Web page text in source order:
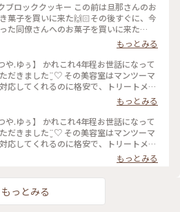
菓子を買いに来た🙌🏻その後すぐに、今
た同僚さんへのお菓子を買いに来た🙌🏻
ばれる☺️ #福岡#桜坂#ガトー
土産#お土産
もっとみる
だきました¨̮♡︎ その美容室はマンツーマ
応してくれるのに格安で、トリートメン
ない、とても居心地のいいお店です。 そ
で、私がおいしいと思うおやつを何度か
た。 そのお礼と言うことで準備してく
けで目と鼻の穴が大きくなってしまうぐ
なのですが、もちろんひとくちでは終わ
なくちゃと思っていたお店です。
もっとみる
だきました¨̮♡︎ その美容室はマンツーマ
応してくれるのに格安で、トリートメン
ない、とても居心地のいいお店です。 そ
で、私がおいしいと思うおやつを何度か
た。 そのお礼と言うことで準備してく
けで目と鼻の穴が大きくなってしまうぐ
もっとみる
もっとみる